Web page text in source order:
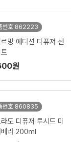
번호 862223
망 에디션 디퓨져 선
원
번호 860835
도 디퓨저 루시드 미
베라 200ml